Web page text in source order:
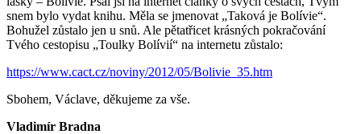
snem bylo vydat knihu. Měla se jmenovat „Taková je Bolívie“.
Bohužel zůstalo jen u snů. Ale pětatřicet krásných pokračování
Tvého cestopisu „Toulky Bolívií“ na internetu zůstalo:
https://www.cact.cz/noviny/2012/05/Bolivie_35.htm
Sbohem, Václave, děkujeme za vše.
Vladimír Bradna